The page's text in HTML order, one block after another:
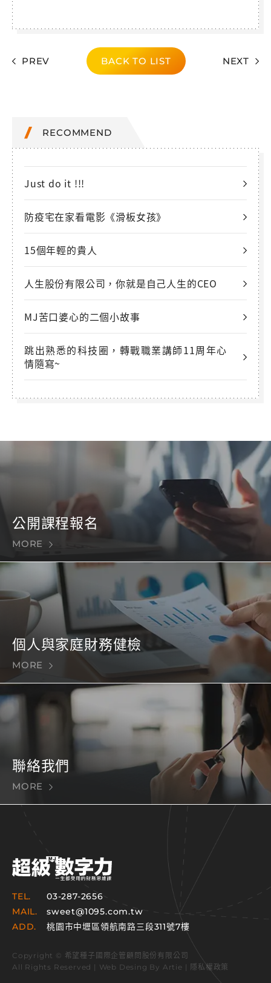
PREV BACK TO LIST NEXT
RECOMMEND
Just do it !!!
防疫宅在家看電影《滑板女孩》
15個年輕的貴人
人生股份有限公司，你就是自己人生的CEO
MJ苦口婆心的二個小故事
跳出熟悉的科技圈，轉戰職業講師11周年心
情隨寫~
公開課程報名
MORE
個人與家庭財務健檢
MORE
聯絡我們
MORE
TEL.
03-287-2656
MAIL.
sweet@1095.com.tw
ADD.
桃園市中壢區領航南路三段311號7樓
Copyright © 希望種子國際企管顧問股份有限公司
All Rights Reserved | Web Desing By Artie | 隱私權政策